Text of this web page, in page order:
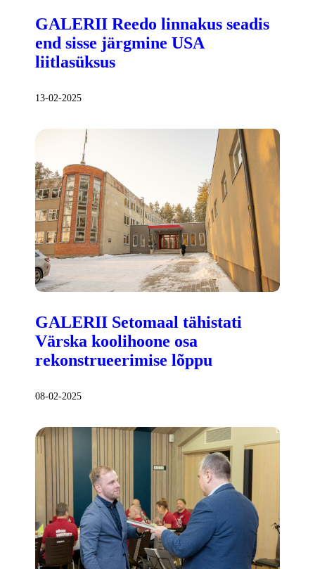
GALERII Reedo linnakus seadis
end sisse järgmine USA
liitlasüksus
13-02-2025
GALERII Setomaal tähistati
Värska koolihoone osa
rekonstrueerimise lõppu
08-02-2025